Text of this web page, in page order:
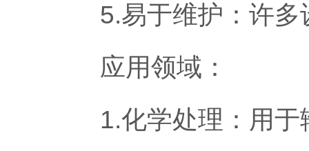
5.易于维护：许多
应用领域：
1.化学处理：用于